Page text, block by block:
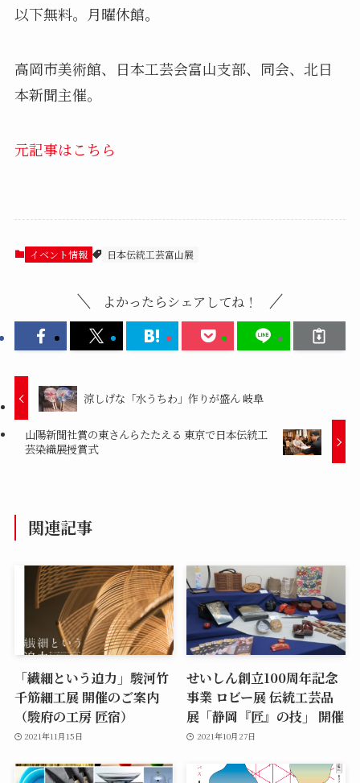
以下無料。月曜休館。
高岡市美術館、日本工芸会富山支部、同会、北日
本新聞主催。
元記事はこちら
イベント情報 日本伝統工芸富山展
よかったらシェアしてね！
涼しげな「水うちわ」作りが盛ん 岐阜
山陽新聞社賞の東さんらたたえる 東京で日本伝統工
芸染織展授賞式
関連記事
「繊細という迫力」駿河竹
千筋細工展 開催のご案内
（駿府の工房 匠宿）
2021年11月15日
せいしん創立100周年記念
事業 ロビー展 伝統工芸品
展「静岡『匠』の技」 開催
2021年10月27日